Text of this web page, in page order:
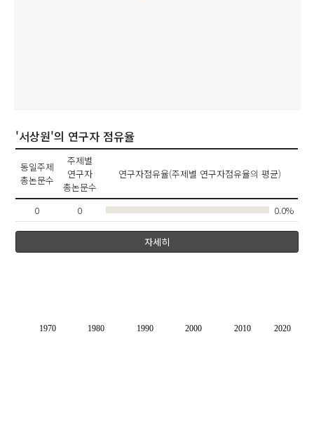
'서상원'의 연구자 점유율
동일주제
총논문수
주제별
연구자
총논문수
연구자점유율(주제별 연구자점유율의 평균)
0 0 0.0%
자세히
1970 1980 1990 2000 2010 2020